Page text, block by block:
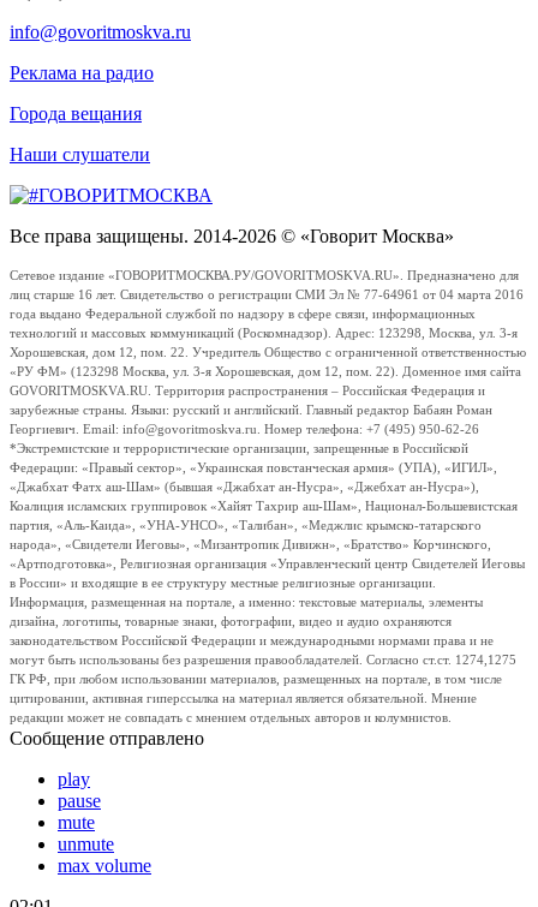
info@govoritmoskva.ru
Реклама на радио
Города вещания
Наши слушатели
Все права защищены. 2014-2026 © «Говорит Москва»
Сетевое издание «ГОВОРИТМОСКВА.РУ/GOVORITMOSKVA.RU». Предназначено для
лиц старше 16 лет. Свидетельство о регистрации СМИ Эл № 77-64961 от 04 марта 2016
года выдано Федеральной службой по надзору в сфере связи, информационных
технологий и массовых коммуникаций (Роскомнадзор). Адрес: 123298, Москва, ул. 3-я
Хорошевская, дом 12, пом. 22. Учредитель Общество с ограниченной ответственностью
«РУ ФМ» (123298 Москва, ул. 3-я Хорошевская, дом 12, пом. 22). Доменное имя сайта
GOVORITMOSKVA.RU. Территория распространения – Российская Федерация и
зарубежные страны. Языки: русский и английский. Главный редактор Бабаян Роман
Георгиевич. Email: info@govoritmoskva.ru. Номер телефона: +7 (495) 950-62-26
*Экстремистские и террористические организации, запрещенные в Российской
Федерации: «Правый сектор», «Украинская повстанческая армия» (УПА), «ИГИЛ»,
«Джабхат Фатх аш-Шам» (бывшая «Джабхат ан-Нусра», «Джебхат ан-Нусра»),
Коалиция исламских группировок «Хайят Тахрир аш-Шам», Национал-Большевистская
партия, «Аль-Каида», «УНА-УНСО», «Талибан», «Меджлис крымско-татарского
народа», «Свидетели Иеговы», «Мизантропик Дивижн», «Братство» Корчинского,
«Артподготовка», Религиозная организация «Управленческий центр Свидетелей Иеговы
в России» и входящие в ее структуру местные религиозные организации.
Информация, размещенная на портале, а именно: текстовые материалы, элементы
дизайна, логотипы, товарные знаки, фотографии, видео и аудио охраняются
законодательством Российской Федерации и международными нормами права и не
могут быть использованы без разрешения правообладателей. Согласно ст.ст. 1274,1275
ГК РФ, при любом использовании материалов, размещенных на портале, в том числе
цитировании, активная гиперссылка на материал является обязательной. Мнение
редакции может не совпадать с мнением отдельных авторов и колумнистов.
Сообщение отправлено
play
pause
mute
unmute
max volume